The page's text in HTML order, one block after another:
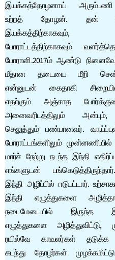
இயக்கத்தோழனாய் அரும்பணி
உற்றத் தோழன். தன்
போராட்டத்திற்காகவும்
போராளி.2017ம் ஆண்டு
மீதான தடையை மீறி
என்னுடன் கைதாகி
எதற்கும் அஞ்சாத
அனைவரிடத்திலும் அன்பும்,
செலுத்தும் பண்பானவர்.
போராட்டங்களிலும் முன்னணியில்
மார்ச் நேற்று நடந்த இந்தி
எங்களுடன்
இந்தி அழிப்பில் ஈடுபட்டார்.
இந்தி எழுத்துகளை
நடைமேடையில் இருந்த
எழுத்துகளை அழித்துவிட்டு,
ரயில்வே காவலர்கள் தடுக்க
கடந்து தோழர்கள்